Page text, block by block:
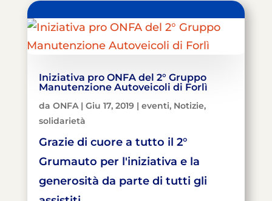
Iniziativa pro ONFA del 2° Gruppo
Manutenzione Autoveicoli di Forlì
da ONFA| Giu 17, 2019 | eventi, Notizie,
solidarietà
Grazie di cuore a tutto il 2°
Grumauto per l'iniziativa e la
generosità da parte di tutti gli